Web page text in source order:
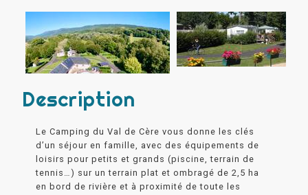
Description
Le Camping du Val de Cère vous donne les clés
d’un séjour en famille, avec des équipements de
loisirs pour petits et grands (piscine, terrain de
tennis…) sur un terrain plat et ombragé de 2,5 ha
en bord de rivière et à proximité de toute les